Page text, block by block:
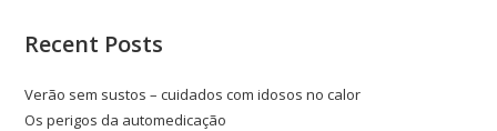
Recent Posts
Verão sem sustos – cuidados com idosos no calor
Os perigos da automedicação